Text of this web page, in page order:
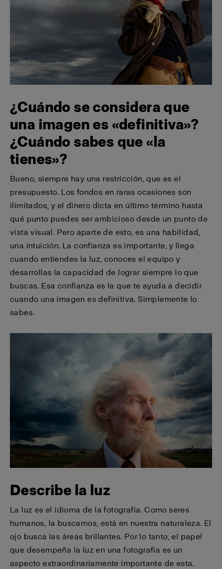
¿Cuándo se considera que
una imagen es «definitiva»?
¿Cuándo sabes que «la
tienes»?
Bueno, siempre hay una restricción, que es el
presupuesto. Los fondos en raras ocasiones son
ilimitados, y el dinero dicta en último término hasta
qué punto puedes ser ambicioso desde un punto de
vista visual. Pero aparte de esto, es una habilidad,
una intuición. La confianza es importante, y llega
cuando entiendes la luz, conoces el equipo y
desarrollas la capacidad de lograr siempre lo que
buscas. Esa confianza es la que te ayuda a decidir
cuando una imagen es definitiva. Simplemente lo
sabes.
Describe la luz
La luz es el idioma de la fotografía. Como seres
humanos, la buscamos, está en nuestra naturaleza. El
ojo busca las áreas brillantes. Por lo tanto, el papel
que desempeña la luz en una fotografía es un
aspecto extraordinariamente importante de esta.